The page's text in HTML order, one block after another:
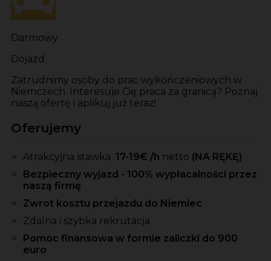
Darmowy
Dojazd
Zatrudnimy osoby do prac wykończeniowych w
Niemczech. Interesuje Cię praca za granicą? Poznaj
naszą ofertę i aplikuj już teraz!
Oferujemy
Atrakcyjna stawka 17-19€ /h netto (NA RĘKĘ)
Bezpieczny wyjazd - 100% wypłacalności przez
naszą firmę
Zwrot kosztu przejazdu do Niemiec
Zdalna i szybka rekrutacja
Pomoc finansowa w formie zaliczki do 900
euro